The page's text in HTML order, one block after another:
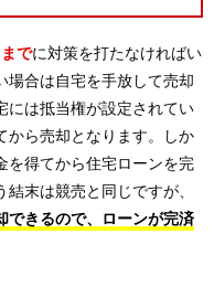
でに対策を打たなければい
場合は自宅を手放して売却
には抵当権が設定されてい
から売却となります。しか
を得てから住宅ローンを完
末は競売と同じですが、
できるので、ローンが完済